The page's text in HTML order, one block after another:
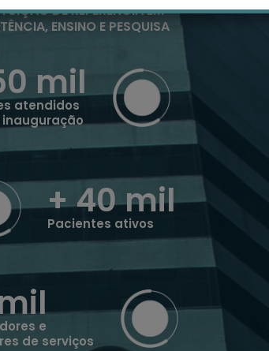
DE REFERÊNCIA EM
ENSINO E PESQUISA
mil
atendidos
+ 40mil
Pacientes ativos
e
de serviços